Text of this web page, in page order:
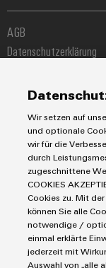
Workplace Solutions
Fast Delivery Service
Connectivity Consulting
Weidmüller Configurator
Maschinen und
Energie
Transport
Prozess
IIoT Partner Netzwerk
AGB
Datenschutzerklärung
E-Mail Kontakte
Weidmüller Schweiz AG
Rundbuckstrasse 2
8212 Neuhausen am
Telefon: +41 52 674
info@weidmueller.ch
Wir setzen auf
und optionale
wir für die
durch
zugeschnittene
COOKIES
Cookies zu. Mit der
können Sie alle
notwendige /
einmal erklärte
jederzeit mit
Auswahl von „alle